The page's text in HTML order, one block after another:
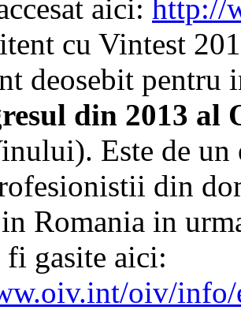
aici: http://
cu Vintest
deosebit
din 2013 al
Este de un
din
Romania in
fi gasite aici:
oiv/info/